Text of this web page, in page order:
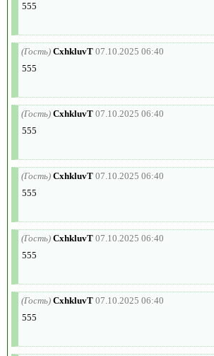
555
(Гость) CxhkluvT 07.10.2025 06:40
555
(Гость) CxhkluvT 07.10.2025 06:40
555
(Гость) CxhkluvT 07.10.2025 06:40
555
(Гость) CxhkluvT 07.10.2025 06:40
555
(Гость) CxhkluvT 07.10.2025 06:40
555